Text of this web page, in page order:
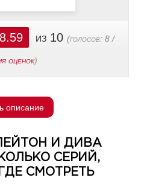
8.59 из 10 (голосов: 8 /
оценок)
описание
И ДИВА
СЕРИЙ,
СМОТРЕТЬ